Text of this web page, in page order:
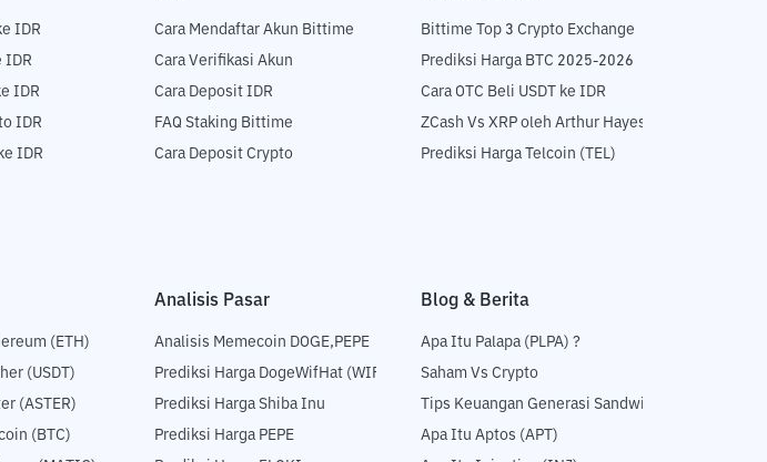
IDR
IDR
IDR
IDR
IDR
Cara Mendaftar Akun Bittime
Cara Verifikasi Akun
Cara Deposit IDR
FAQ Staking Bittime
Cara Deposit Crypto
Bittime Top 3 Crypto Exchange
Prediksi Harga BTC 2025-2026
Cara OTC Beli USDT ke IDR
ZCash Vs XRP oleh Arthur Hayes
Prediksi Harga Telcoin (TEL)
(ETH)
(USDT)
(ASTER)
(BTC)
Analisis Pasar
Analisis Memecoin DOGE,PEPE
Prediksi Harga DogeWifHat (WIF)
Prediksi Harga Shiba Inu
Prediksi Harga PEPE
Blog & Berita
Apa Itu Palapa (PLPA) ?
Saham Vs Crypto
Tips Keuangan Generasi Sandwich
Apa Itu Aptos (APT)